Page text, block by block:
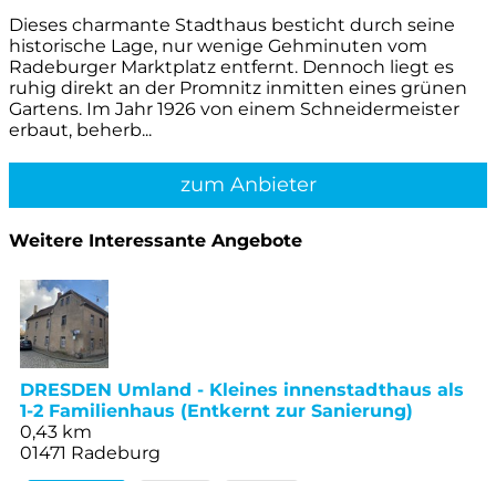
Dieses charmante Stadthaus besticht durch seine
historische Lage, nur wenige Gehminuten vom
Radeburger Marktplatz entfernt. Dennoch liegt es
ruhig direkt an der Promnitz inmitten eines grünen
Gartens. Im Jahr 1926 von einem Schneidermeister
erbaut, beherb...
zum Anbieter
Weitere Interessante Angebote
DRESDEN Umland - Kleines innenstadthaus als
1-2 Familienhaus (Entkernt zur Sanierung)
0,43 km
01471 Radeburg